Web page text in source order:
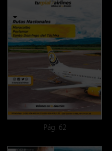
Pág. 62